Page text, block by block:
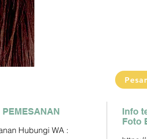
Hubungi WA :
Info
Foto